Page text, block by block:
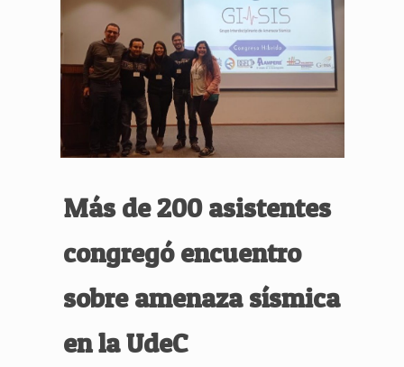
Más de 200 asistentes
congregó encuentro
sobre amenaza sísmica
en la UdeC